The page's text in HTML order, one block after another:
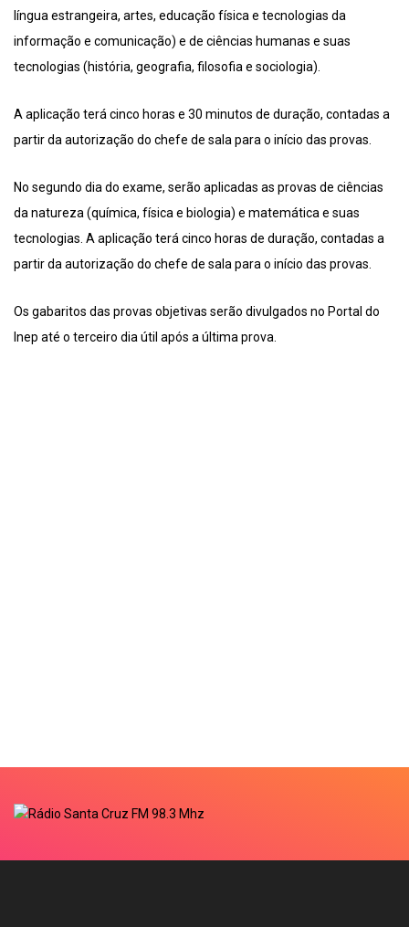
língua estrangeira, artes, educação física e tecnologias da
informação e comunicação) e de ciências humanas e suas
tecnologias (história, geografia, filosofia e sociologia).
A aplicação terá cinco horas e 30 minutos de duração, contadas a
partir da autorização do chefe de sala para o início das provas.
No segundo dia do exame, serão aplicadas as provas de ciências
da natureza (química, física e biologia) e matemática e suas
tecnologias. A aplicação terá cinco horas de duração, contadas a
partir da autorização do chefe de sala para o início das provas.
Os gabaritos das provas objetivas serão divulgados no Portal do
Inep até o terceiro dia útil após a última prova.